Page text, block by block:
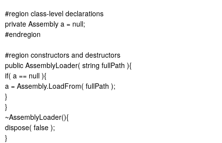
#region class-level declarations
private Assembly a = null;
#endregion
#region constructors and destructors
public AssemblyLoader( string fullPath ){
if( a == null ){
a = Assembly.LoadFrom( fullPath );
}
}
~AssemblyLoader(){
dispose( false );
}